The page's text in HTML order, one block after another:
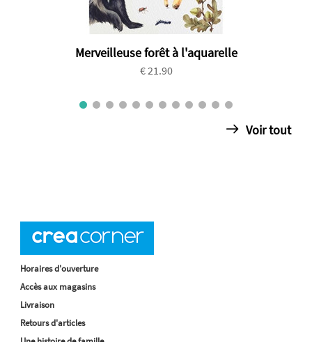
Merveilleuse forêt à l'aquarelle
€ 21.90
Voir tout
Horaires d'ouverture
Accès aux magasins
Livraison
Retours d'articles